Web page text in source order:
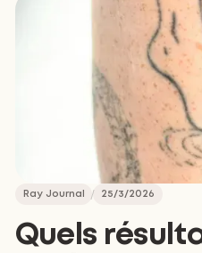
Ray Journal 25/3/2026
Quels